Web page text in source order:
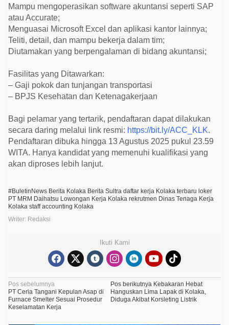
D
t
r
n
!
Mampu mengoperasikan software akuntansi seperti SAP
atau Accurate;
Menguasai Microsoft Excel dan aplikasi kantor lainnya;
Teliti, detail, dan mampu bekerja dalam tim;
Diutamakan yang berpengalaman di bidang akuntansi;
Fasilitas yang Ditawarkan:
– Gaji pokok dan tunjangan transportasi
– BPJS Kesehatan dan Ketenagakerjaan
Bagi pelamar yang tertarik, pendaftaran dapat dilakukan
secara daring melalui link resmi: https://bit.ly/ACC_KLK.
Pendaftaran dibuka hingga 13 Agustus 2025 pukul 23.59
WITA. Hanya kandidat yang memenuhi kualifikasi yang
akan diproses lebih lanjut.
#BuletinNews Berita Kolaka Berita Sultra daftar kerja Kolaka terbaru loker
PT MRM Daihatsu Lowongan Kerja Kolaka rekrutmen Dinas Tenaga Kerja
Kolaka staff accounting Kolaka
Writer: Redaksi
Ikuti Kami
N
a
v
Pos sebelumnya
PT Ceria Tangani Kepulan Asap di
Furnace Smelter Sesuai Prosedur
Keselamatan Kerja
Pos berikutnyaKebakaran Hebat
Hanguskan Lima Lapak di Kolaka,
Diduga Akibat Korsleting Listrik